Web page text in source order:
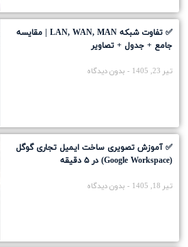
✅ تفاوت شبکه LAN, WAN, MAN | مقایسه
جامع + جدول + تصاویر
تیر 23, 1405 بدون دیدگاه
✅ آموزش تصویری ساخت ایمیل تجاری گوگل
(Google Workspace) در ۵ دقیقه
تیر 18, 1405 بدون دیدگاه